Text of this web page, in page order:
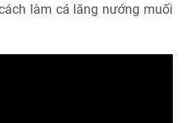
làm cá lăng nướng muối